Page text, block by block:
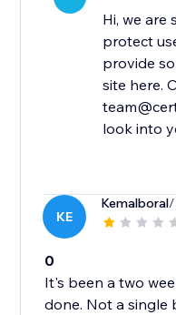
Hi, we are
protect
provide
site here.
look into
KE
Kemalboral/
0
It's been a two
done. Not a single